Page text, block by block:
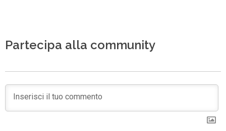
Partecipa alla community